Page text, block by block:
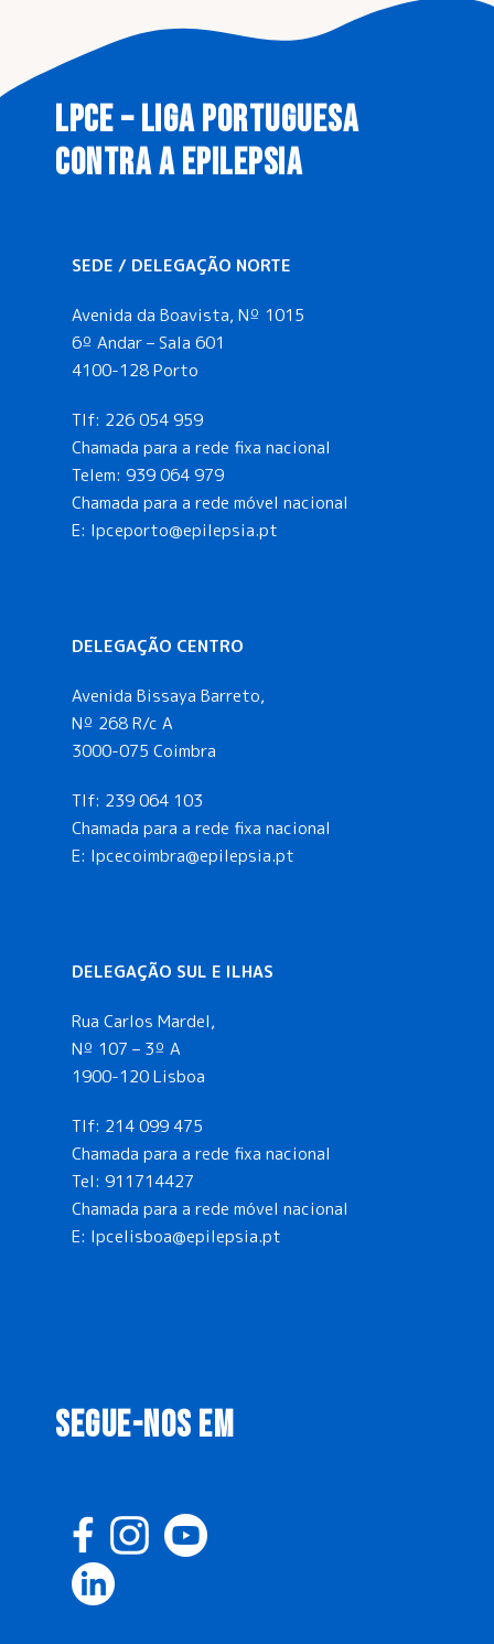
LPCE – LIGA PORTUGUESA
CONTRA A EPILEPSIA
SEDE / DELEGAÇÃO NORTE
Avenida da Boavista, Nº 1015
6º Andar – Sala 601
4100-128 Porto
Tlf: 226 054 959
Chamada para a rede fixa nacional
Telem: 939 064 979
Chamada para a rede móvel nacional
E: lpceporto@epilepsia.pt
DELEGAÇÃO CENTRO
Avenida Bissaya Barreto,
Nº 268 R/c A
3000-075 Coimbra
Tlf: 239 064 103
Chamada para a rede fixa nacional
E: lpcecoimbra@epilepsia.pt
DELEGAÇÃO SUL E ILHAS
Rua Carlos Mardel,
Nº 107 – 3º A
1900-120 Lisboa
Tlf: 214 099 475
Chamada para a rede fixa nacional
Tel: 911714427
Chamada para a rede móvel nacional
E: lpcelisboa@epilepsia.pt
SEGUE-NOS EM